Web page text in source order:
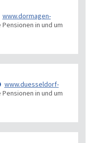
www.dormagen-
Pensionen in und um
www.duesseldorf-
Pensionen in und um